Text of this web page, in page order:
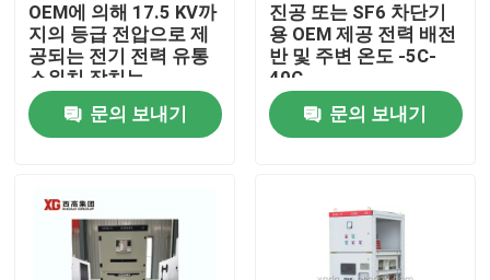
제품
OEM에 의해 17.5 KV까
지의 등급 전압으로 제
공되는 전기 전력 유통
스위치 장치는
문의 보내기
진공 또는 SF6 차단기
용 OEM 제공 전력 배전
반 및 주변 온도 -5C-
40C
문의 보내기